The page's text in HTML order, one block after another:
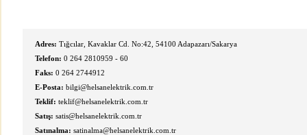
Adres: Tığcılar, Kavaklar Cd. No:42, 54100 Adapazarı/Sakarya
Telefon: 0 264 2810959 - 60
Faks: 0 264 2744912
E-Posta: bilgi@helsanelektrik.com.tr
Teklif: teklif@helsanelektrik.com.tr
Satış: satis@helsanelektrik.com.tr
Satınalma: satinalma@helsanelektrik.com.tr